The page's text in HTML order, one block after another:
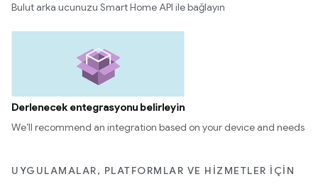
Bulut arka ucunuzu Smart Home API ile bağlayın
Derlenecek entegrasyonu belirleyin
We’ll recommend an integration based on your device and needs
UYGULAMALAR, PLATFORMLAR VE HIZMETLER IÇIN